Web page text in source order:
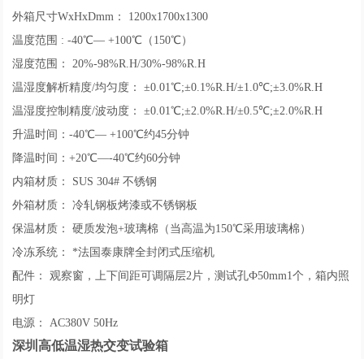
外箱尺寸WxHxDmm： 1200x1700x1300
温度范围 : -40℃— +100℃（150℃）
湿度范围： 20%-98%R.H/30%-98%R.H
温湿度解析精度/均匀度： ±0.01℃;±0.1%R.H/±1.0℃;±3.0%R.H
温湿度控制精度/波动度： ±0.01℃;±2.0%R.H/±0.5℃;±2.0%R.H
升温时间：-40℃— +100℃约45分钟
降温时间：+20℃—-40℃约60分钟
内箱材质： SUS 304# 不锈钢
外箱材质： 冷轧钢板烤漆或不锈钢板
保温材质： 硬质发泡+玻璃棉（当高温为150℃采用玻璃棉）
冷冻系统： *法国泰康牌全封闭式压缩机
配件： 观察窗，上下间距可调隔层2片，测试孔Ф50mm1个，箱内照
明灯
电源： AC380V 50Hz
深圳高低温湿热交变试验箱